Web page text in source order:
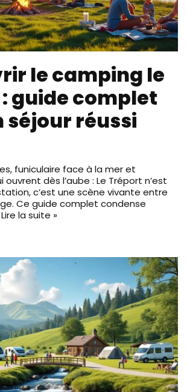
le camping le
guide complet
séjour réussi
funiculaire face à la mer et
ouvrent dès l’aube : Le Tréport n’est
c’est une scène vivante entre
Ce guide complet condense
Lire la suite »